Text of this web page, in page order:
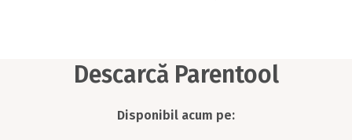
Descarcă Parentool
Disponibil acum pe: